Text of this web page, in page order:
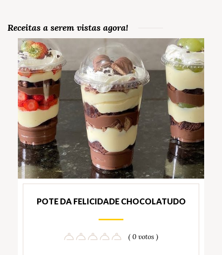
Receitas a serem vistas agora!
POTE DA FELICIDADE CHOCOLATUDO
( 0 votos )